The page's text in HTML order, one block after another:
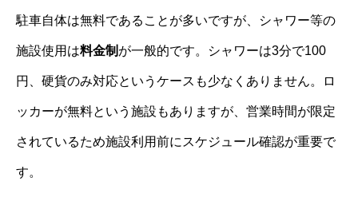
駐車自体は無料であることが多いですが、シャワー等の
施設使用は料金制 が一般的です。シャワーは3分で100
円、硬貨のみ対応というケースも少なくありません。ロ
ッカーが無料という施設もありますが、営業時間が限定
されているため施設利用前にスケジュール確認が重要で
す。